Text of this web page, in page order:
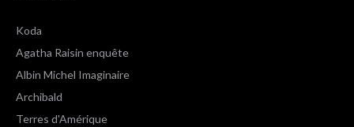
Koda
Agatha Raisin enquête
Albin Michel Imaginaire
Archibald
Terres d'Amérique